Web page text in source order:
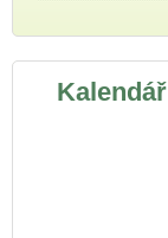
Kalendář